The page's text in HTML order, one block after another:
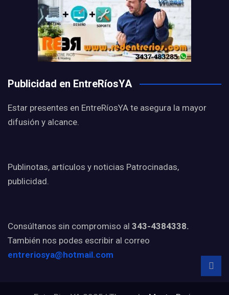
Publicidad en EntreRíosYA
Estar presentes en EntreRíosYA te asegura la mayor
difusión y alcance.
Publinotas, artículos y noticias Patrocinadas,
publicidad.
Consúltanos sin compromiso al 343-4384338.
También nos podes escribir al correo
entreriosya@hotmail.com